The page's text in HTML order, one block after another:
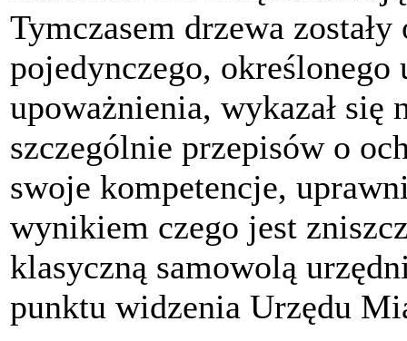
Tymczasem drzewa
pojedynczego,
upoważnienia, wykazał się
szczególnie przepisów o
swoje kompetencje,
wynikiem czego jest
klasyczną samowolą
punktu widzenia Urzędu